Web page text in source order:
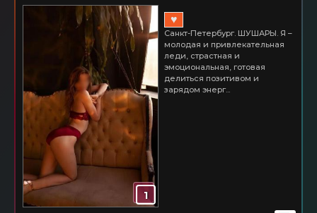
ШУШАРЫ 2500 час.
1
♥
Санкт-Петербург. ШУШАРЫ. Я –
молодая и привлекательная
леди, страстная и
эмоциональная, готовая
делиться позитивом и
зарядом энерг...